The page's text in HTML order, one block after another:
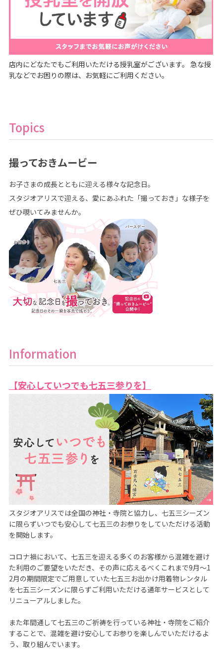
店内にどなたでもご利用いただける授乳室がございます。 急な授
乳などでお困りの際は、お気軽にご利用ください。
Topics
撮っておきムービー
お子さまの成長とともに迎える様々な記念日。
スタジオアリスで迎える、愛にあふれた「撮っておき」な様子を
ぜひ覗いてみませんか。
Information
【安心していつでも七五三参りを】
スタジオアリスでは全国の神社・寺院と協力し、七五三シーズン
に限らずいつでも安心して七五三のお参りをしていただける活動
を開始します。
コロナ禍において、七五三を迎える多くのお客様から混雑を避け
た利用のご要望をいただき、その声に応えるべくこれまで9月～1
2月の期間限定でご用意していた七五三お出かけ用着物レンタル
を七五三シーズンに限らずご利用いただける通年サービスとして
リニューアルしました。
また年間通して七五三のご祈祷を行っている神社・寺院をご紹介
することで、混雑を避け安心してお参りを楽しんでいただけるよ
う、取り組んでいます。